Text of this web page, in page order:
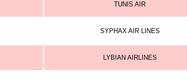
TUNIS AIR
SYPHAX AIR LINES
LYBIAN AIRLINES